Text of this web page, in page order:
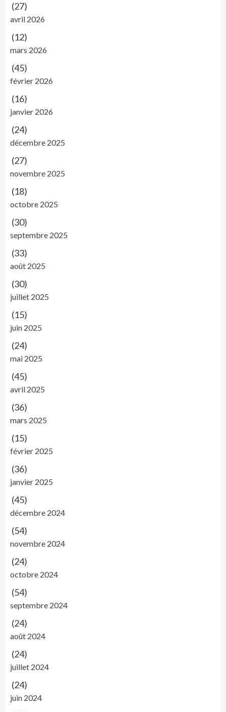
(27)
avril 2026
(12)
mars 2026
(45)
février 2026
(16)
janvier 2026
(24)
décembre 2025
(27)
novembre 2025
(18)
octobre 2025
(30)
septembre 2025
(33)
août 2025
(30)
juillet 2025
(15)
juin 2025
(24)
mai 2025
(45)
avril 2025
(36)
mars 2025
(15)
février 2025
(36)
janvier 2025
(45)
décembre 2024
(54)
novembre 2024
(24)
octobre 2024
(54)
septembre 2024
(24)
août 2024
(24)
juillet 2024
(24)
juin 2024